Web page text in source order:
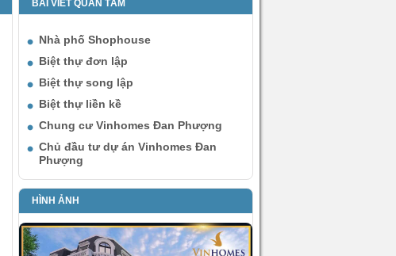
BÀI VIẾT QUAN TÂM
Nhà phố Shophouse
Biệt thự đơn lập
Biệt thự song lập
Biệt thự liền kề
Chung cư Vinhomes Đan Phượng
Chủ đầu tư dự án Vinhomes Đan
Phượng
HÌNH ẢNH